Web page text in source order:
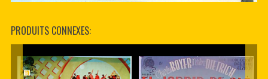
PRODUITS CONNEXES: